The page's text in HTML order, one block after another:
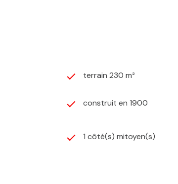
terrain 230 m²
construit en 1900
1 côté(s) mitoyen(s)